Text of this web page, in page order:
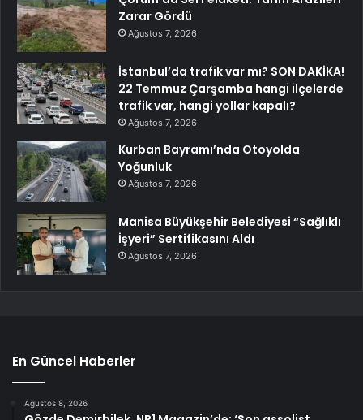
Zarar Gördü
Ağustos 7, 2026
İstanbul’da trafik var mı? SON DAKİKA!
22 Temmuz Çarşamba hangi ilçelerde
trafik var, hangi yollar kapalı?
Ağustos 7, 2026
Kurban Bayramı’nda Otoyolda
Yoğunluk
Ağustos 7, 2026
Manisa Büyükşehir Belediyesi “Sağlıklı
İşyeri” Sertifikasını Aldı
Ağustos 7, 2026
En Güncel Haberler
Ağustos 8, 2026